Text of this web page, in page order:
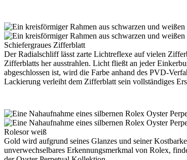
Schiefergraues Zifferblatt
Der Radialschliff lässt zarte Lichtreflexe auf vielen
Zifferblatts her ausstrahlen. Licht fließt an jeder
abgeschlossen ist, wird die Farbe anhand des PVD-
Lackierung verleiht dem Zifferblatt sein vollständiges
Rolesor weiß
Gold wird aufgrund seines Glanzes und seiner
unverwechsel­bares Erkennungs­merkmal von Rolex,